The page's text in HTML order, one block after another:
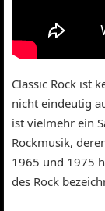
Classic Rock ist
nicht eindeutig
ist vielmehr ein
Rockmusik,
1965 und 1975
des Rock